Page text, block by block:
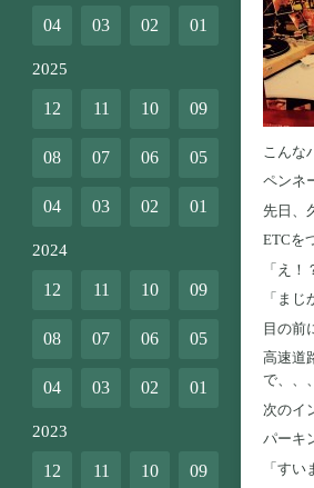
こんな
ペンネ
先日、
ETCを
「え
「ま
目の前
高速道
で、、、
次のイ
パーキ
「す
04 03 02 01
2025
12 11 10 09
08 07 06 05
04 03 02 01
2024
12 11 10 09
08 07 06 05
04 03 02 01
2023
12 11 10 09